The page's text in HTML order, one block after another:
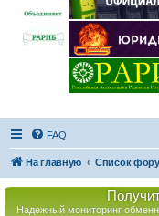
FAQ
На главную Список
Надежный мониторинг